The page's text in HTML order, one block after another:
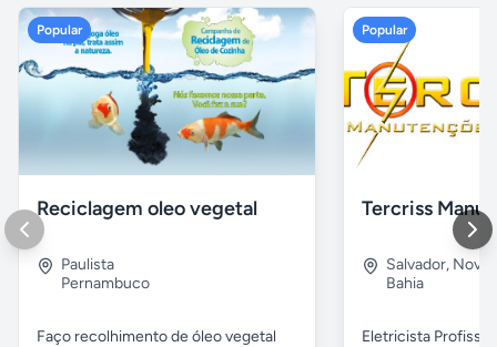
Popular
Reciclagem oleo vegetal
Paulista
Pernambuco
Faço recolhimento de óleo vegetal
Popular
Salvador, Nova
Bahia
Eletricista